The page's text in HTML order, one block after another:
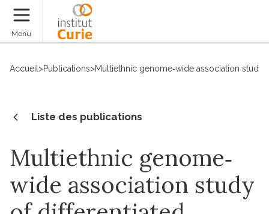
Menu
Accueil >Publications>Multiethnic genome‐wide association study
Liste des publications
Multiethnic genome‐
wide association study